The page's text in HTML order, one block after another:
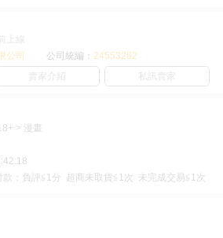
公司 公司統編： 24553282
賣家介紹 私訊賣家
> 漫畫
款：負評≦1分 超商未取貨≦1次 未完成交易≦1次